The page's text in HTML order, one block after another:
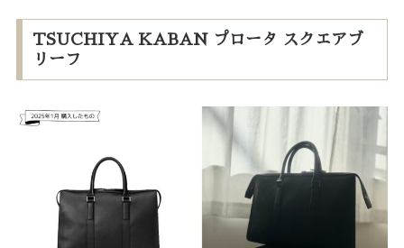
TSUCHIYA KABAN プロータ スクエアブ
リーフ